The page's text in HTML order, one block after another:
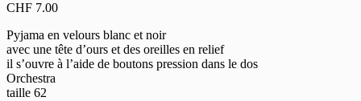
CHF 7.00
Pyjama en velours blanc et noir
avec une tête d’ours et des oreilles en relief
il s’ouvre à l’aide de boutons pression dans le dos
Orchestra
taille 62